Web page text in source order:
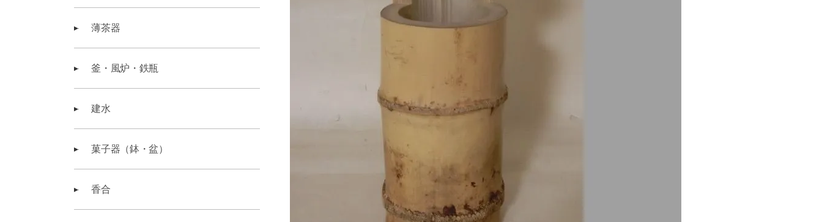
薄茶器
釜・風炉・鉄瓶
建水
菓子器（鉢・盆）
香合